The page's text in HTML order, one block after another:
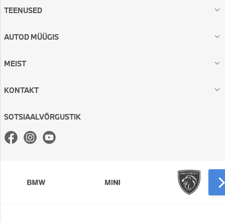
TEENUSED
AUTOD MÜÜGIS
MEIST
KONTAKT
SOTSIAALVÕRGUSTIK
Facebook
Instagram